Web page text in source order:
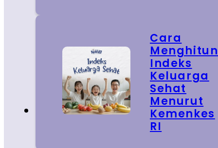
Cara
Indeks
Keluarga
Sehat
Menurut
Kemenkes
RI